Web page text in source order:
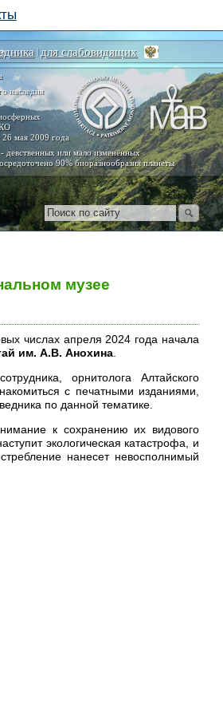
| для слабовидящих
наследия
мая 2009 года
девственных или мало изменённых
90% биоразнообразия планеты
музее
числах апреля 2024 года начала
им. А.В. Анохина
орнитолога Алтайского
с печатными изданиями,
по данной тематике.
к сохранению их видового
экологическая катастрофа, и
нанесет невосполнимый